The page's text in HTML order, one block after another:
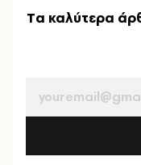
Tα καλύτερα